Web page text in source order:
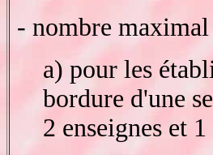
- nombre
a) pour les
bordure d'une
2 enseignes et